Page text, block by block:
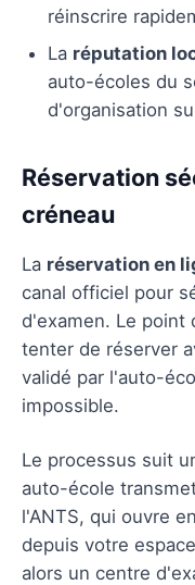
réinscrire
La réputation
auto-écoles du
d'organisation
Réservation
créneau
La réservation en
canal officiel pour
d'examen. Le point
tenter de réserver
validé par l'auto-
impossible.
Le processus suit
auto-école
l'ANTS, qui ouvre
depuis votre
alors un centre